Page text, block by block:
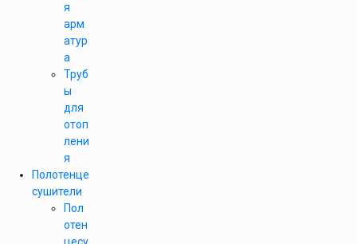
я
арм
атур
а
Труб
ы
для
отоп
лени
я
Полотенце
сушители
Пол
отен